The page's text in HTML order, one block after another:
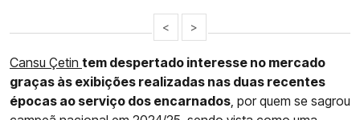
< >
Cansu Çetin tem despertado interesse no mercado
graças às exibições realizadas nas duas recentes
épocas ao serviço dos encarnados, por quem se sagrou